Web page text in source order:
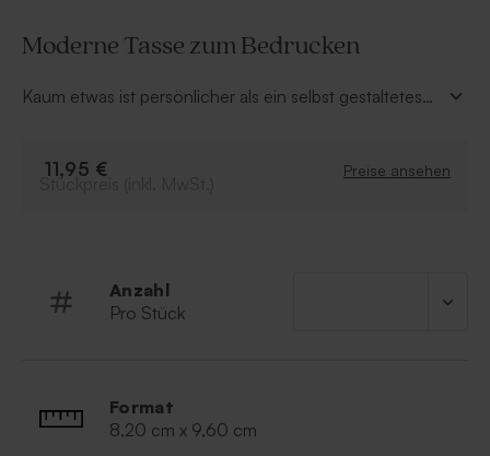
Moderne Tasse zum Bedrucken
Kaum etwas ist persönlicher als ein selbst gestaltetes
personalisiert werden, beispielsweise der Name und
11,95 € Preise ansehen
Anzahl
Pro Stück
Format
8,20 cm x 9,60 cm